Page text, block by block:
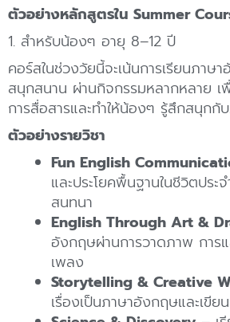
ตัวอย่างหลักสูตรใน Summer
1. สำหรับน้องๆ อายุ 8–12 ปี
คอร์สในช่วงวัยนี้จะเน้นการเรียนภาษ
สนุกสนาน ผ่านกิจกรรมหลากหลาย เ
การสื่อสารและทำให้น้องๆ รู้สึกสนุก
ตัวอย่างรายวิชา
Fun English
และประโยคพื้นฐานในชีวิตประ
สนทนา
English Through Art &
อังกฤษผ่านการวาดภาพ การ
เพลง
Storytelling & Creative
เรื่องเป็นภาษาอังกฤษและเขีย